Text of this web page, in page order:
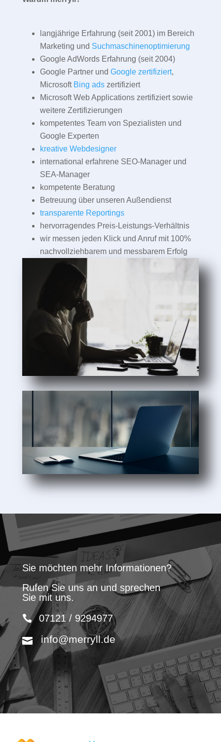
langjährige Erfahrung (seit 2001) im Bereich
Marketing und Suchmaschinenoptimierung
Google AdWords Erfahrung (seit 2004)
Google Partner und Google zertifiziert,
Microsoft Bing adszertifiziert
Microsoft Web Applications zertifiziert sowie
weitere Zertifizierungen
kompetentes Team von Spezialisten und
Google Experten
kreative Webdesigner
international erfahrene SEO-Manager und
SEA-Manager
kompetente Beratung
Betreuung über unseren Außendienst
transparente Reportings
hervorragendes Preis-Leistungs-Verhältnis
wir messen jeden Klick und Anruf mit 100%
nachvollziehbarem und messbarem Erfolg
Sie möchten mehr Informationen?
Rufen Sie uns an und sprechen
Sie mit uns.
07121 / 9294977
info@merryll.de